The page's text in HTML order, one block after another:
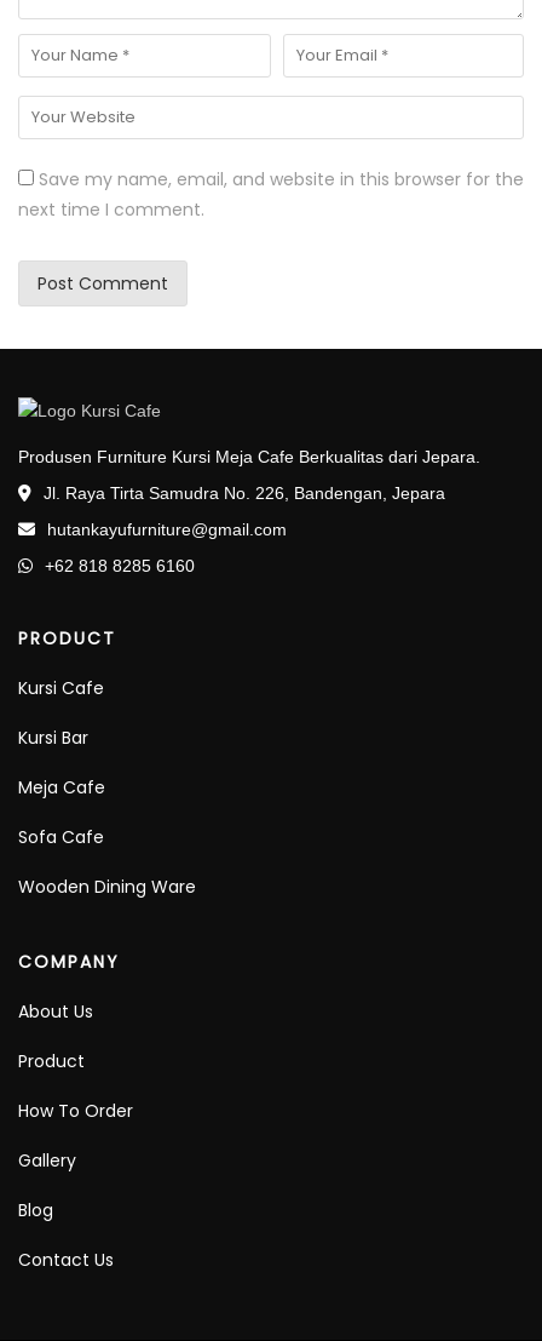
Save my name, email, and website in this browser for the
next time I comment.
Produsen Furniture Kursi Meja Cafe Berkualitas dari Jepara.
Jl. Raya Tirta Samudra No. 226, Bandengan, Jepara
hutankayufurniture@gmail.com
+62 818 8285 6160
PRODUCT
Kursi Cafe
Kursi Bar
Meja Cafe
Sofa Cafe
Wooden Dining Ware
COMPANY
About Us
Product
How To Order
Gallery
Blog
Contact Us